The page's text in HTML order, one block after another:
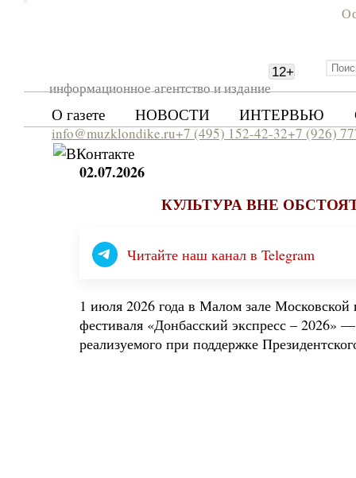
информационное агентство и издание
12+
О газете НОВОСТИ ИНТЕРВЬЮ
info@muzklondike.ru+7 (495) 152-42-32+7 (926)
02.07.2026
КУЛЬТУРА ВНЕ
Читайте наш канал в Telegram
1 июля 2026 года в Малом зале
фестиваля «Донбасский экспресс – 2026»
реализуемого при поддержке